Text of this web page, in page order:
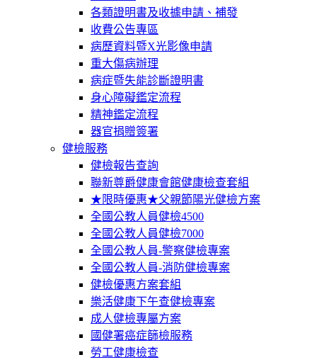
各類證明書及收據申請、補發
收費公告專區
病歷資料暨X光影像申請
重大傷病辦理
病症暨失能診斷證明書
身心障礙鑑定流程
精神鑑定流程
器官捐贈簽署
健檢服務
健檢報告查詢
聯新尊爵健康會館健康檢查套組
★限時優惠★父親節陽光健檢方案
全國公教人員健檢4500
全國公教人員健檢7000
全國公教人員-警察健檢專案
全國公教人員-消防健檢專案
健檢優惠方案套組
樂活健康下午查健檢專案
成人健檢專屬方案
國健署癌症篩檢服務
勞工健康檢查